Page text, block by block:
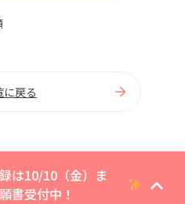
に戻る
録は10/10（金）ま
書受付中！